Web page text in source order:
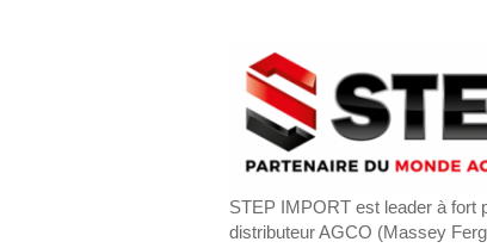
STEP IMPORT est leader à fort
distributeur AGCO (Massey